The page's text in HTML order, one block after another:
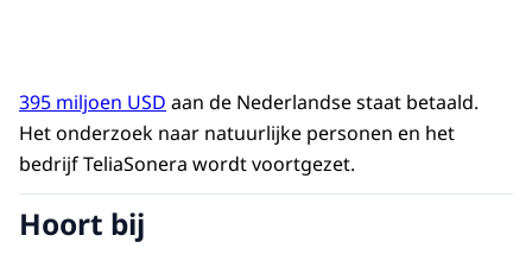
395 miljoen USD aan de Nederlandse staat betaald.
Het onderzoek naar natuurlijke personen en het
bedrijf TeliaSonera wordt voortgezet.
Hoort bij